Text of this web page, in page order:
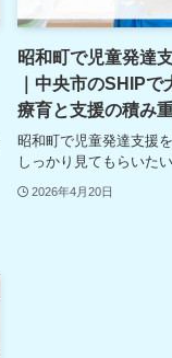
昭和町で児童発達
｜中央市のSHIP
療育と支援の積み
昭和町で児童発達支援
しっかり見てもらいた
2026年4月20日